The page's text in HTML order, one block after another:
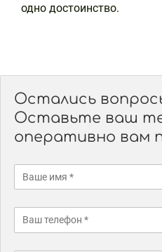
одно достоинство.
Остались
Оставьте ваш
оперативно вам